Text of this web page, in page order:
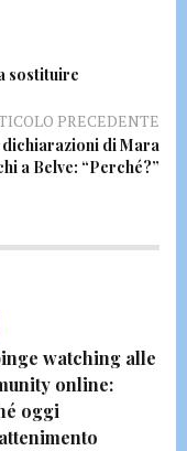
sostituire
PRECEDENTE
di Mara
a Belve: “Perché?”
watching alle
online:
oggi